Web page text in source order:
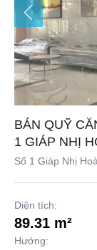
BÁN QUỸ
1 GIÁP NHỊ
Số 1 Giáp Nhị
Diện tích:
89.31 m²
Hướng: